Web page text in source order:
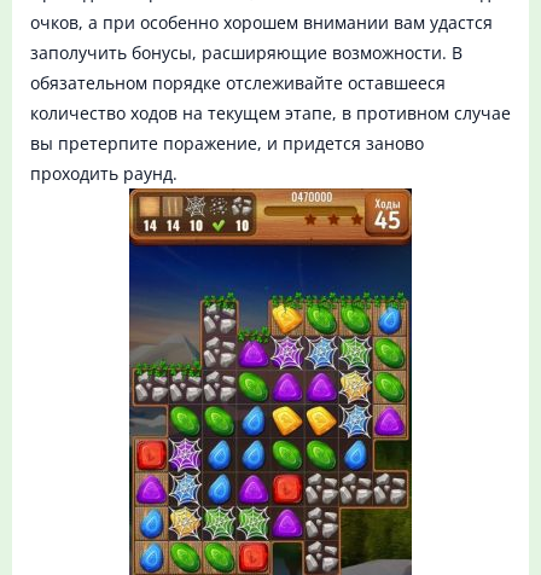
очков, а при особенно хорошем внимании вам удастся
заполучить бонусы, расширяющие возможности. В
обязательном порядке отслеживайте оставшееся
количество ходов на текущем этапе, в противном случае
вы претерпите поражение, и придется заново
проходить раунд.